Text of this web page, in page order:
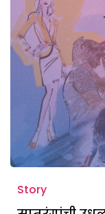
Story